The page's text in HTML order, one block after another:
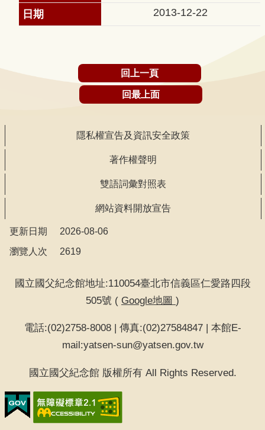
照
頁
網
導
常
2013-12-22
回上一頁
回最上面
隱私權宣告及資訊安全政策
著作權聲明
雙語詞彙對照表
網站資料開放宣告
更新日期
2026-08-06
瀏覽人次
2619
國立國父紀念館地址:110054臺北市信義區仁愛路四段
505號 ( Google地圖 )
電話:(02)2758-8008 | 傳真:(02)27584847 | 本館E-
mail:yatsen-sun@yatsen.gov.tw
國立國父紀念館 版權所有 All Rights Reserved.